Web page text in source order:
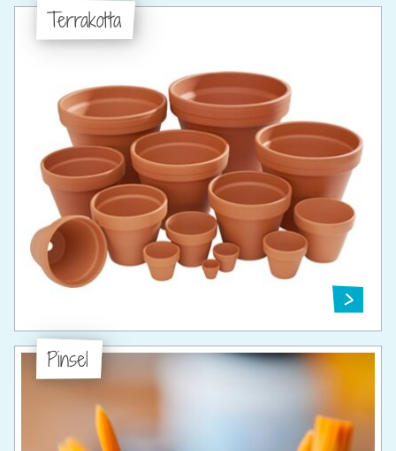
Terrakotta
Pinsel